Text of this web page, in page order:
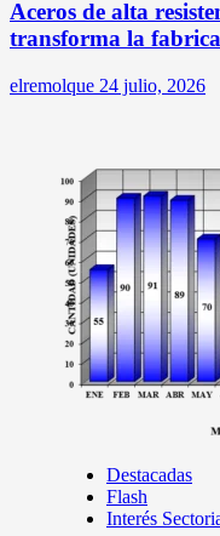
Aceros de alta
transforma la
elremolque 24 julio, 2026
Destacadas
Flash
Interés